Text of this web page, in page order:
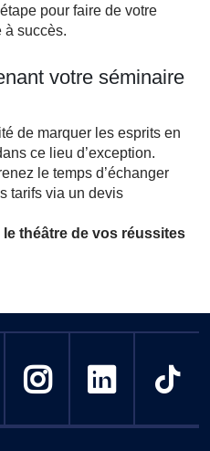
pour faire de votre
à succès.
votre séminaire
de marquer les esprits en
ce lieu d’exception.
le temps d’échanger
tarifs via un devis
théâtre de vos réussites